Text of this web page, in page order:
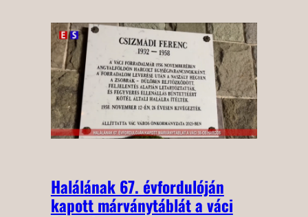
Halálának 67. évfordulóján
kapott márványtáblát a váci